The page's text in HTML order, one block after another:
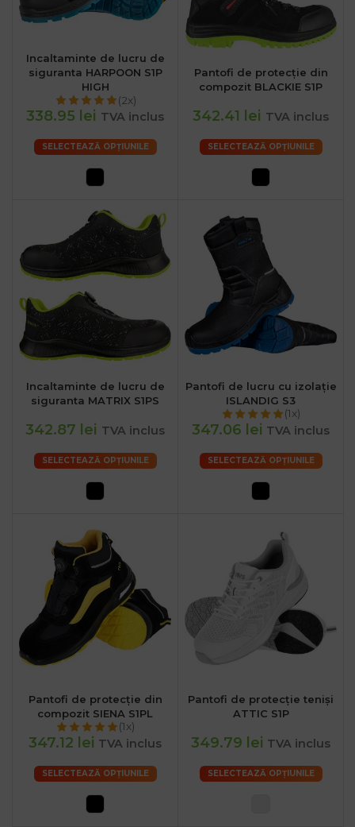
Incaltaminte de lucru de
siguranta HARPOON S1P
HIGH
(2x)
338.95 lei TVA inclus
SELECTEAZĂ OPȚIUNILE
Pantofi de protecție din
compozit BLACKIE S1P
342.41 lei TVA inclus
SELECTEAZĂ OPȚIUNILE
Incaltaminte de lucru de
siguranta MATRIX S1PS
342.87 lei TVA inclus
SELECTEAZĂ OPȚIUNILE
Pantofi de lucru cu izolație
ISLANDIG S3
(1x)
347.06 lei TVA inclus
SELECTEAZĂ OPȚIUNILE
Pantofi de protecție din
compozit SIENA S1PL
(1x)
347.12 lei TVA inclus
SELECTEAZĂ OPȚIUNILE
Pantofi de protecție teniși
ATTIC S1P
349.79 lei TVA inclus
SELECTEAZĂ OPȚIUNILE